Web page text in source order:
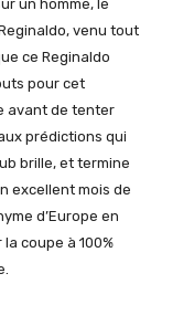
un homme, le
venu tout
ce Reginaldo
pour cet
avant de tenter
prédictions qui
brille, et termine
excellent mois de
d’Europe en
coupe à 100%